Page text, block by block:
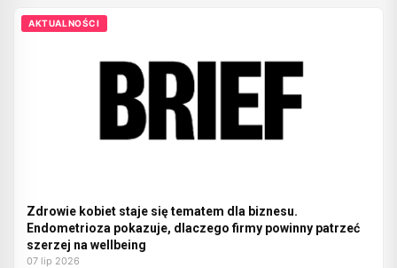
AKTUALNOŚCI
Zdrowie kobiet staje się tematem dla biznesu.
Endometrioza pokazuje, dlaczego firmy powinny patrzeć
szerzej na wellbeing
07 lip 2026